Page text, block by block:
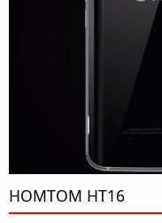
HOMTOM HT16